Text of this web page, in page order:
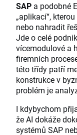
SAP a podobné
„aplikací“,
nebo nahradit
Jde o celé
vícemodulové a
firemních
této třídy patří
konstrukce v
problém je
I kdybychom
že AI dokáže
systémů SAP